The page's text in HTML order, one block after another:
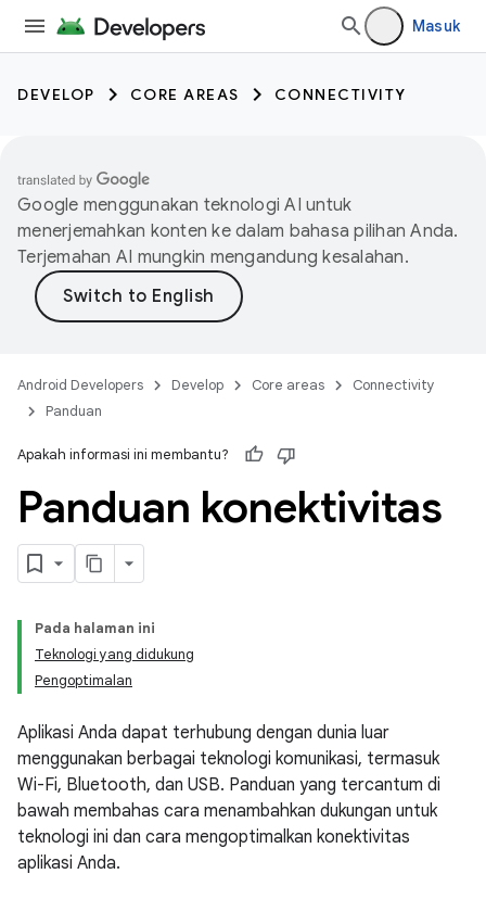
Masuk
DEVELOP CORE AREAS CONNECTIVITY
Google menggunakan teknologi AI untuk
menerjemahkan konten ke dalam bahasa pilihan Anda.
Terjemahan AI mungkin mengandung kesalahan.
Android Developers Develop Core areas
Connectivity
Panduan
Apakah informasi ini membantu?
Panduan konektivitas
Pada halaman ini
Teknologi yang didukung
Pengoptimalan
Aplikasi Anda dapat terhubung dengan dunia luar
menggunakan berbagai teknologi komunikasi, termasuk
Wi-Fi, Bluetooth, dan USB. Panduan yang tercantum di
bawah membahas cara menambahkan dukungan untuk
teknologi ini dan cara mengoptimalkan konektivitas
aplikasi Anda.